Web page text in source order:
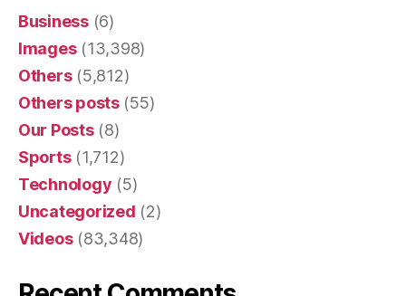
Business(6)
Images(13,398)
Others(5,812)
Others posts(55)
Our Posts(8)
Sports(1,712)
Technology (5)
Uncategorized (2)
Videos(83,348)